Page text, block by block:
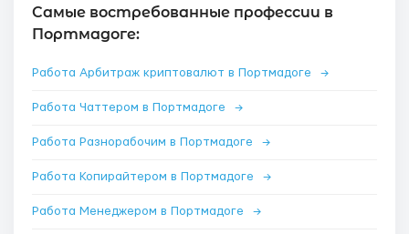
Самые востребованные профессии в
Портмадоге:
Работа Арбитраж криптовалют в Портмадоге →
Работа Чаттером в Портмадоге →
Работа Разнорабочим в Портмадоге →
Работа Копирайтером в Портмадоге →
Работа Менеджером в Портмадоге →